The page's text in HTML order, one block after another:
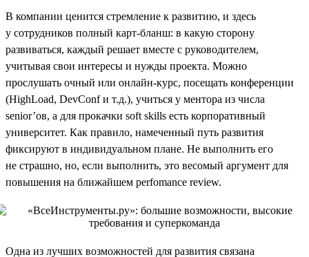
В компании ценится стремление к развитию, и здесь
у сотрудников полный карт-бланш: в какую сторону
развиваться, каждый решает вместе с руководителем,
учитывая свои интересы и нужды проекта. Можно
прослушать очный или онлайн-курс, посещать конференции
(HighLoad, DevConf и т.д.), учиться у ментора из числа
senior’ов, а для прокачки soft skills есть корпоративный
университет. Как правило, намеченный путь развития
фиксируют в индивидуальном плане. Не выполнить его
не страшно, но, если выполнить, это весомый аргумент для
повышения на ближайшем perfomance review.
Одна из лучших возможностей для развития связана